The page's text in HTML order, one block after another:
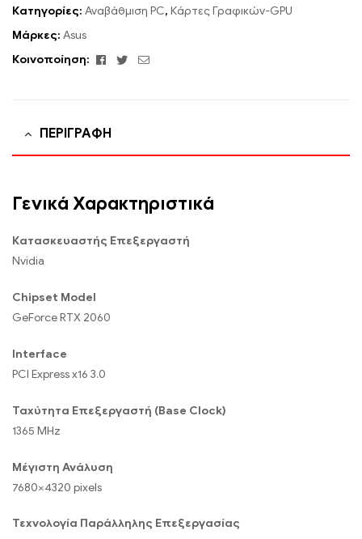
Κατηγορίες: Αναβάθμιση PC, Κάρτες Γραφικών-GPU
Μάρκες: Asus
Κοινοποίηση:
Facebook
TwitterEmail
ΠΕΡΙΓΡΑΦΉ
Γενικά Χαρακτηριστικά
Κατασκευαστής Επεξεργαστή
Nvidia
Chipset Model
GeForce RTX 2060
Interface
PCI Express x16 3.0
Ταχύτητα Επεξεργαστή (Base Clock)
1365 MHz
Μέγιστη Ανάλυση
7680×4320 pixels
Τεχνολογία Παράλληλης Επεξεργασίας